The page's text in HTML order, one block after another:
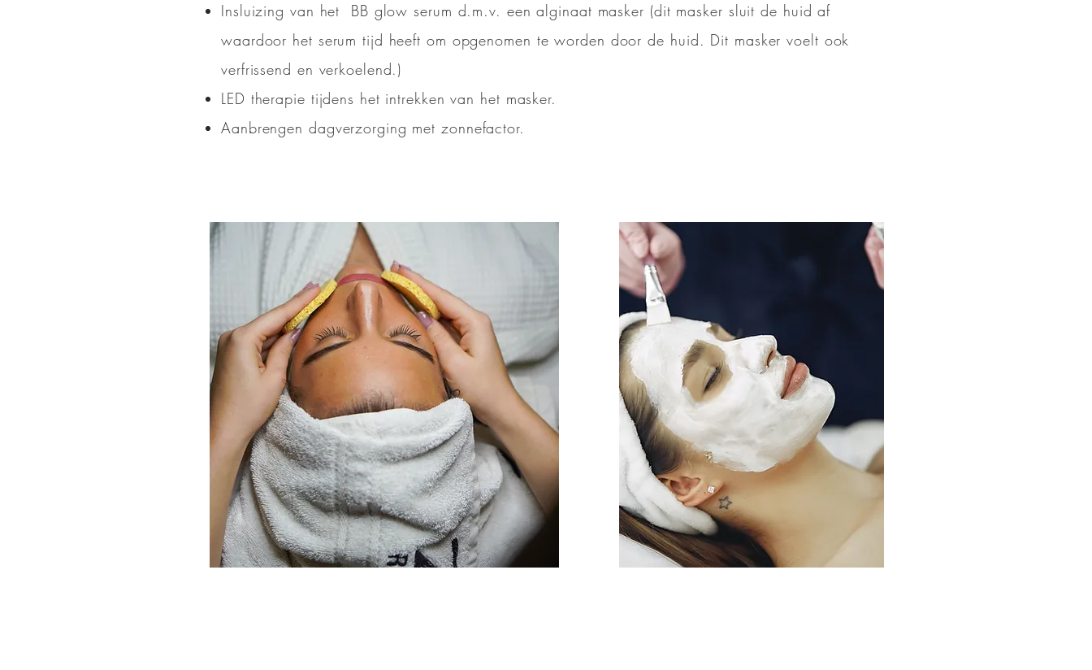
Insluizing van het BB glow serum d.m.v. een alginaat masker (dit masker sluit de huid af
waardoor het serum tijd heeft om opgenomen te worden door de huid. Dit masker voelt ook
verfrissend en verkoelend.)
LED therapie tijdens het intrekken van het masker.
Aanbrengen dagverzorging met zonnefactor.